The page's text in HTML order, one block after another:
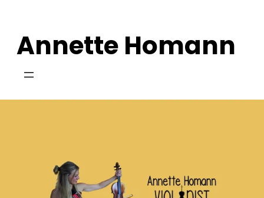
Inhalt
springen
Annette Homann